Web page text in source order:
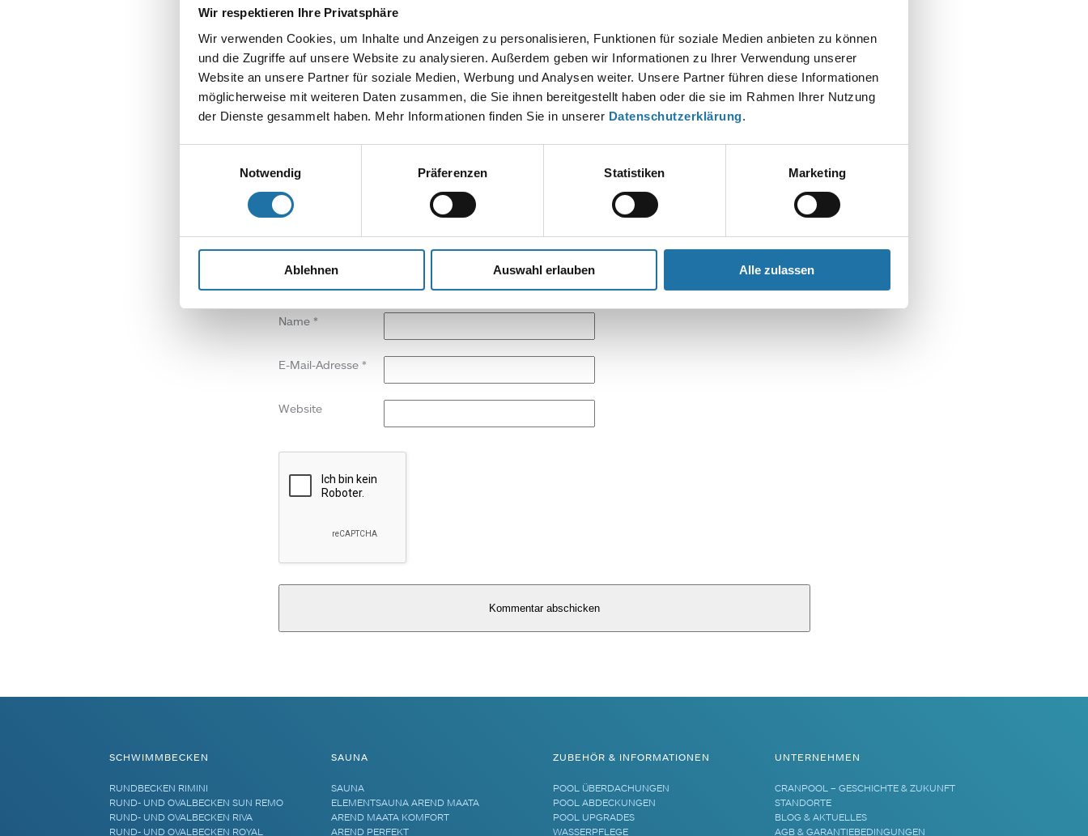
Wir respektieren Ihre Privatsphäre
Wir verwenden Cookies, um Inhalte und Anzeigen zu personalisieren, Funktionen für soziale Medien anbieten zu können
und die Zugriffe auf unsere Website zu analysieren. Außerdem geben wir Informationen zu Ihrer Verwendung unserer
Website an unsere Partner für soziale Medien, Werbung und Analysen weiter. Unsere Partner führen diese Informationen
möglicherweise mit weiteren Daten zusammen, die Sie ihnen bereitgestellt haben oder die sie im Rahmen Ihrer Nutzung
der Dienste gesammelt haben. Mehr Informationen finden Sie in unserer Datenschutzerklärung.
Notwendig
Präferenzen Statistiken Marketing
Ablehnen Auswahl erlauben Alle zulassen
Autor:
Anna Hirn
Deine E-Mail-Adresse wird nicht veröffentlicht. Erforderliche Felder sind mit
Kommentar
Name *
E-Mail-Adresse *
Website
SCHWIMMBECKEN
RUNDBECKEN RIMINI
RUND- UND OVALBECKEN SUN REMO
RUND- UND OVALBECKEN RIVA
RUND- UND OVALBECKEN ROYAL
SAUNA
SAUNA
ELEMENTSAUNA AREND MAATA
AREND MAATA KOMFORT
AREND PERFEKT
ZUBEHÖR & INFORMATIONEN
POOL ÜBERDACHUNGEN
POOL ABDECKUNGEN
POOL UPGRADES
WASSERPFLEGE
UNTERNEHMEN
CRANPOOL – GESCHICHTE & ZUKUNFT
STANDORTE
BLOG & AKTUELLES
AGB & GARANTIEBEDINGUNGEN